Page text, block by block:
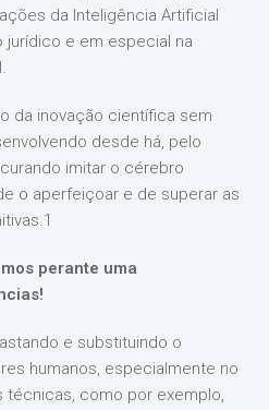
da Inteligência Artificial
jurídico e em especial na
da inovação científica sem
desde há, pelo
imitar o cérebro
o aperfeiçoar e de superar as
perante uma
e substituindo o
humanos, especialmente no
como por exemplo,